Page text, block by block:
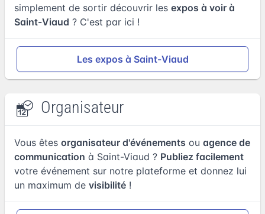
simplement de sortir découvrir les expos à voir à
Saint-Viaud ? C'est par ici !
Les expos à Saint-Viaud
Organisateur
Vous êtes organisateur d'événements ou agence de
communication à Saint-Viaud ? Publiez facilement
votre événement sur notre plateforme et donnez lui
un maximum de visibilité !